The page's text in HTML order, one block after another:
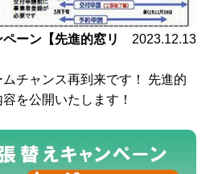
ーン【先進的窓リ
2023.12.13
チャンス再到来です！ 先進的
を公開いたします！